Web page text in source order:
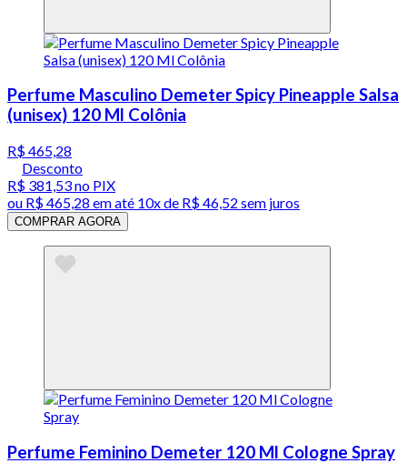
Perfume Masculino Demeter Spicy Pineapple Salsa
(unisex) 120 Ml Colônia
R$ 465,28
Desconto
R$ 381,53no PIX
ou R$ 465,28 em até 10x de R$ 46,52 sem juros
COMPRAR AGORA
Perfume Feminino Demeter 120 Ml Cologne Spray